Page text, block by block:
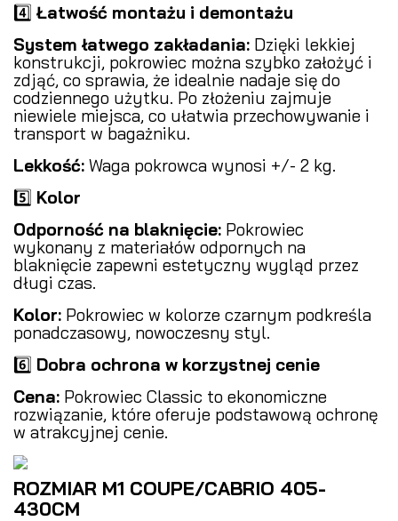
4️⃣ Łatwość montażu i demontażu
System łatwego zakładania: Dzięki lekkiej
konstrukcji, pokrowiec można szybko założyć i
zdjąć, co sprawia, że idealnie nadaje się do
codziennego użytku. Po złożeniu zajmuje
niewiele miejsca, co ułatwia przechowywanie i
transport w bagażniku.
Lekkość: Waga pokrowca wynosi +/- 2 kg.
5️⃣ Kolor
Odporność na blaknięcie: Pokrowiec
wykonany z materiałów odpornych na
blaknięcie zapewni estetyczny wygląd przez
długi czas.
Kolor: Pokrowiec w kolorze czarnym podkreśla
ponadczasowy, nowoczesny styl.
6️⃣ Dobra ochrona w korzystnej cenie
Cena: Pokrowiec Classic to ekonomiczne
rozwiązanie, które oferuje podstawową ochronę
w atrakcyjnej cenie.
ROZMIAR M1 COUPE/CABRIO 405-
430CM